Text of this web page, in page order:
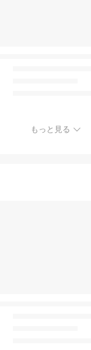
もっと見る